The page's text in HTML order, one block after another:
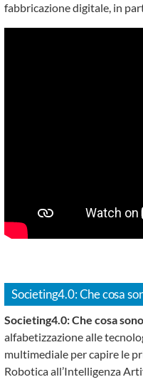
fabbricazione digitale, in
Societing4.0: Che cosa
Societing4.0: Che cosa
alfabetizzazione alle
multimediale per capire le
Robotica all’Intelligenza